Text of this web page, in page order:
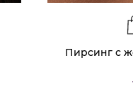
Пирсинг с